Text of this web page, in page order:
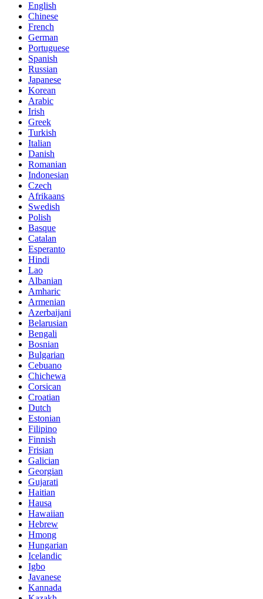
English
Chinese
French
German
Portuguese
Spanish
Russian
Japanese
Korean
Arabic
Irish
Greek
Turkish
Italian
Danish
Romanian
Indonesian
Czech
Afrikaans
Swedish
Polish
Basque
Catalan
Esperanto
Hindi
Lao
Albanian
Amharic
Armenian
Azerbaijani
Belarusian
Bengali
Bosnian
Bulgarian
Cebuano
Chichewa
Corsican
Croatian
Dutch
Estonian
Filipino
Finnish
Frisian
Galician
Georgian
Gujarati
Haitian
Hausa
Hawaiian
Hebrew
Hmong
Hungarian
Icelandic
Igbo
Javanese
Kannada